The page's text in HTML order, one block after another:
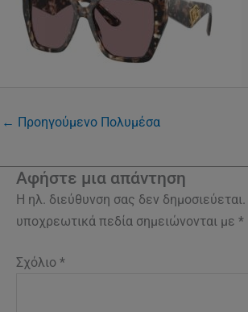
← Προηγούμενο Πολυμέσα
Αφήστε μια απάντηση
Η ηλ. διεύθυνση σας δεν δημοσιεύεται.
υποχρεωτικά πεδία σημειώνονται με *
Σχόλιο *